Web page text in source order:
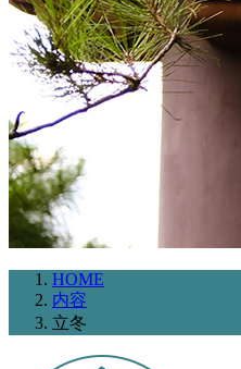
HOME
内容
立冬